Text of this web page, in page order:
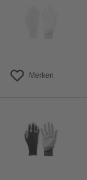
Merken